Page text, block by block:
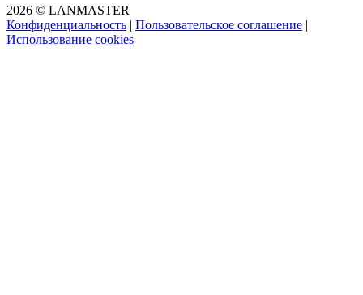
2026 © LANMASTER
Конфиденциальность | Пользовательское соглашение |
Использование cookies